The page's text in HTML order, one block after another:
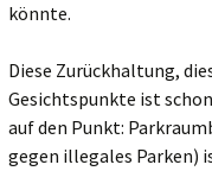
könnte.
Diese Zurückhaltung,
Gesichtspunkte ist
auf den Punkt:
gegen illegales Parken)